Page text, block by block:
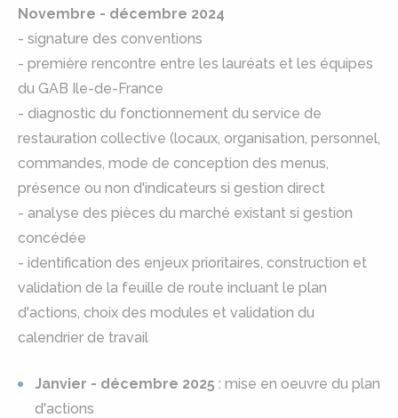
Novembre - décembre 2024
- signature des conventions
- première rencontre entre les lauréats et les équipes
du GAB Ile-de-France
- diagnostic du fonctionnement du service de
restauration collective (locaux, organisation, personnel,
commandes, mode de conception des menus,
présence ou non d'indicateurs si gestion direct
- analyse des pièces du marché existant si gestion
concédée
- identification des enjeux prioritaires, construction et
validation de la feuille de route incluant le plan
d'actions, choix des modules et validation du
calendrier de travail
Janvier - décembre 2025 : mise en oeuvre du plan
d'actions